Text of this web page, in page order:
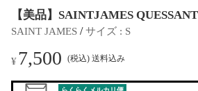
【美品】SAINTJAMES
SAINT JAMES / サイズ : S
¥7,500 (税込) 送料込み